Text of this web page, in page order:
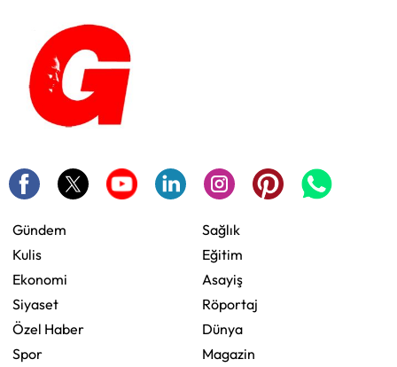
Gündem
Kulis
Ekonomi
Siyaset
Özel Haber
Spor
Sağlık
Eğitim
Asayiş
Röportaj
Dünya
Magazin